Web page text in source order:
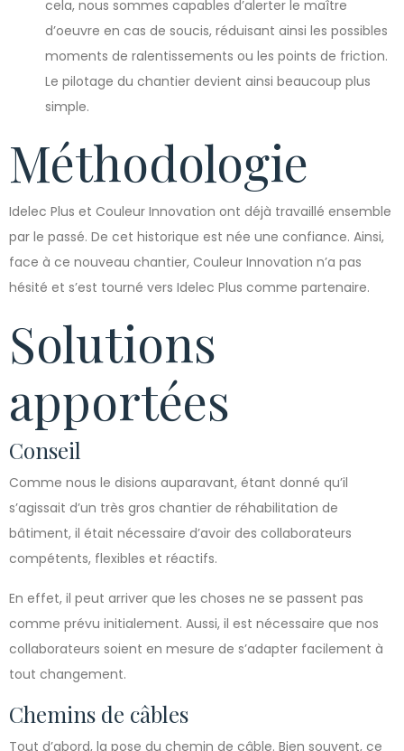
cela, nous sommes capables d’alerter le maître
d’oeuvre en cas de soucis, réduisant ainsi les possibles
moments de ralentissements ou les points de friction.
Le pilotage du chantier devient ainsi beaucoup plus
simple.
Méthodologie
Idelec Plus et Couleur Innovation ont déjà travaillé ensemble
par le passé. De cet historique est née une confiance. Ainsi,
face à ce nouveau chantier, Couleur Innovation n’a pas
hésité et s’est tourné vers Idelec Plus comme partenaire.
Solutions
apportées
Conseil
Comme nous le disions auparavant, étant donné qu’il
s’agissait d’un très gros chantier de réhabilitation de
bâtiment, il était nécessaire d’avoir des collaborateurs
compétents, flexibles et réactifs.
En effet, il peut arriver que les choses ne se passent pas
comme prévu initialement. Aussi, il est nécessaire que nos
collaborateurs soient en mesure de s’adapter facilement à
tout changement.
Chemins de câbles
Tout d’abord, la pose du chemin de câble. Bien souvent, ce